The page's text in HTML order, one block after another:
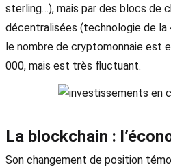
sterling…), mais par des blocs de
décentralisées (technologie de la
le nombre de cryptomonnaie est
000, mais est très fluctuant.
La blockchain :
Son changement de position